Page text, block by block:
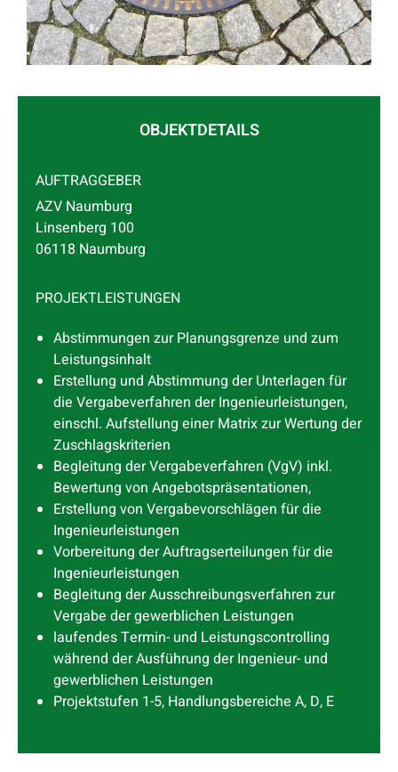
OBJEKTDETAILS
AUFTRAGGEBER
AZV Naumburg
Linsenberg 100
06118 Naumburg
PROJEKTLEISTUNGEN
Abstimmungen zur Planungsgrenze und zum
Leistungsinhalt
Erstellung und Abstimmung der Unterlagen für
die Vergabeverfahren der Ingenieurleistungen,
einschl. Aufstellung einer Matrix zur Wertung der
Zuschlagskriterien
Begleitung der Vergabeverfahren (VgV) inkl.
Bewertung von Angebots­präsentationen,
Erstellung von Vergabevorschlägen für die
Ingenieurleistungen
Vorbereitung der Auftragserteilungen für die
Ingenieurleistungen
Begleitung der Ausschreibungs­verfahren zur
Vergabe der gewerblichen Leistungen
laufendes Termin- und Leistungscontrolling
während der Ausführung der Ingenieur- und
gewerblichen Leistungen
Projektstufen 1-5, Handlungsbereiche A, D, E